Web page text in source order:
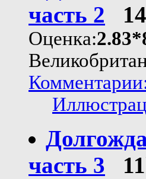
часть 2
Оценка:
часть 3